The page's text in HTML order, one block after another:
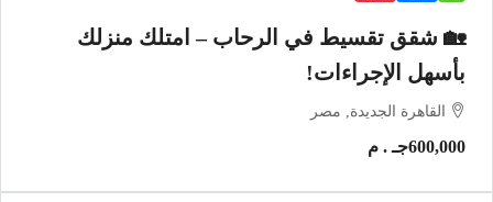
🏡 شقق تقسيط في الرحاب – امتلك منزلك
بأسهل الإجراءات!
القاهرة الجديدة, مصر
600,000جـ . م